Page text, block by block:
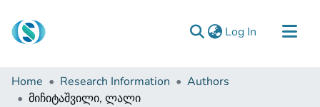
Log In (current)
Communities & Collections
Browse
Home Research Information
Authors
მიჩიტაშვილი, ლალი